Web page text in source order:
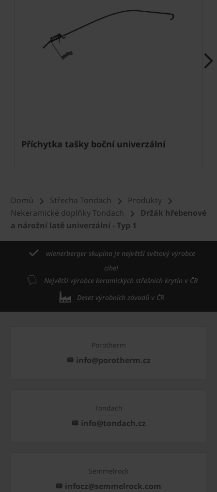
Příchytka tašky boční univerzální
Domů Střecha Tondach
Produkty
Nekeramické doplňky Tondach
Držák hřebenové
a nárožní latě univerzální - Typ 1
wienerberger skupina je největší světový výrobce
cihel
Největší výrobce keramických střešních krytin v ČR
Deset výrobních závodů v ČR
Porotherm
info@porotherm.cz
Tondach
info@tondach.cz
Semmelrock
infocz@semmelrock.com